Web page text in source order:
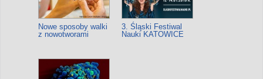
Nowe sposoby walki
z nowotworami
3. Śląski Festiwal
Nauki KATOWICE